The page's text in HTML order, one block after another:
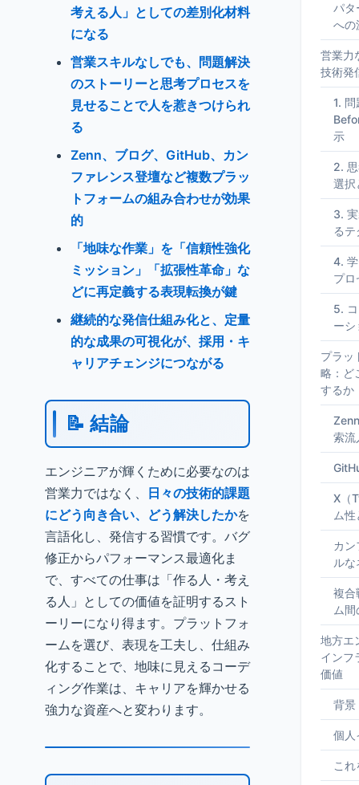
考える人」としての差別化材料
になる
営業スキルなしでも、問題解決
のストーリーと思考プロセスを
見せることで人を惹きつけられ
る
Zenn、ブログ、GitHub、カン
ファレンス登壇など複数プラッ
トフォームの組み合わせが効果
的
「地味な作業」を「信頼性強化
ミッション」「拡張性革命」な
どに再定義する表現転換が鍵
継続的な発信仕組み化と、定量
的な成果の可視化が、採用・キ
ャリアチェンジにつながる
📝 結論
エンジニアが輝くために必要なのは
営業力ではなく、
日々の技術的課題
にどう向き合い、どう解決したかを
言語化し、発信する習慣です。バグ
修正からパフォーマンス最適化ま
で、すべての仕事は「作る人・考え
る人」としての価値を証明するスト
ーリーになり得ます。プラットフォ
ームを選び、表現を工夫し、仕組み
化することで、地味に見えるコーデ
ィング作業は、キャリアを輝かせる
強力な資産へと変わります。
パタ
への
営業力
技術発
1.
示
2.
選択
3.
る
4.
プロ
5.
ーシ
プラッ
略：ど
するか
索流
X（
ム
カン
ル
複合
ム
地方エ
インフ
価値
背景
個人
こ